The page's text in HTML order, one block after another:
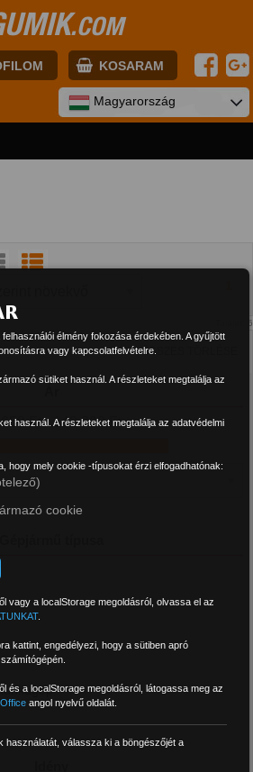
.COM
KOSARAM
Magyarország
Találat: 6
ÖSSZES TÖRLÉSE
Ft - 142 390 Ft
élmény fokozása érdekében. A gyűjtött
vagy kapcsolatfelvételre.
sütiket használ. A részleteket megtalálja az
használ. A részleteket megtalálja az adatvédelmi
hogy mely cookie -típusokat érzi elfogadhatónak:
cookie
vagy a localStorage megoldásról, olvassa el az
.
kattint, engedélyezi, hogy a sütiben apró
és a localStorage megoldásról, látogassa meg az
angol nyelvű oldalát.
használatát, válassza ki a böngészőjét a